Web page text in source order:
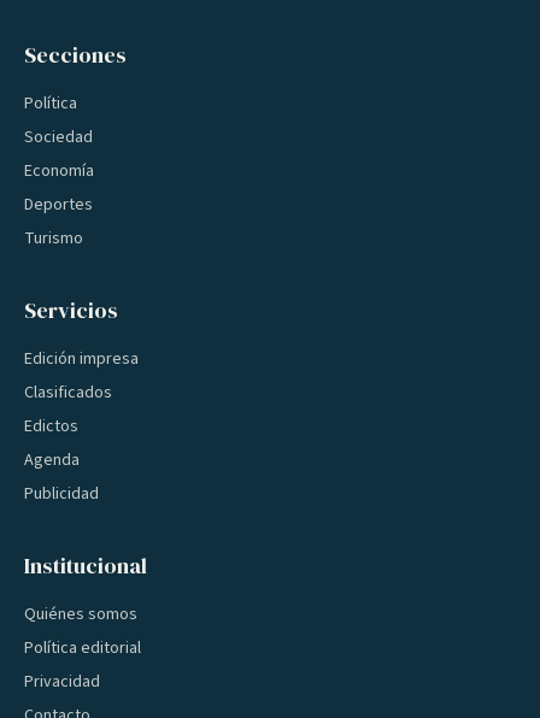
Secciones
Política
Sociedad
Economía
Deportes
Turismo
Servicios
Edición impresa
Clasificados
Edictos
Agenda
Publicidad
Institucional
Quiénes somos
Política editorial
Privacidad